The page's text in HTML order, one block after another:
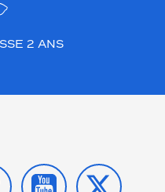
2 ANS
YOUTUBE
X